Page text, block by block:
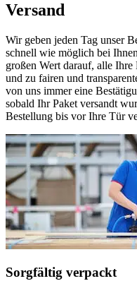
Versand
Wir geben jeden Tag unser
schnell wie möglich bei
großen Wert darauf, alle
und zu fairen und
von uns immer eine
sobald Ihr Paket versandt
Bestellung bis vor Ihre Tür
Sorgfältig verpackt